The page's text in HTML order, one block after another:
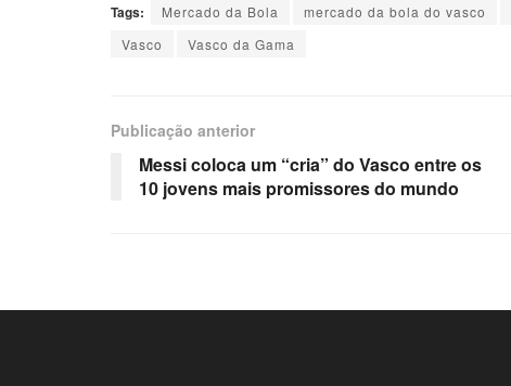
Tags: Mercado da Bola mercado da bola do vasco
Vasco
Vasco da Gama
Publicação anterior
Messi coloca um “cria” do Vasco entre os
10 jovens mais promissores do mundo